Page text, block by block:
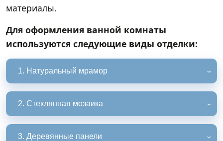
материалы.
Для оформления ванной комнаты
используются следующие виды отделки:
1. Натуральный мрамор
2. Стеклянная мозаика
3. Деревянные панели